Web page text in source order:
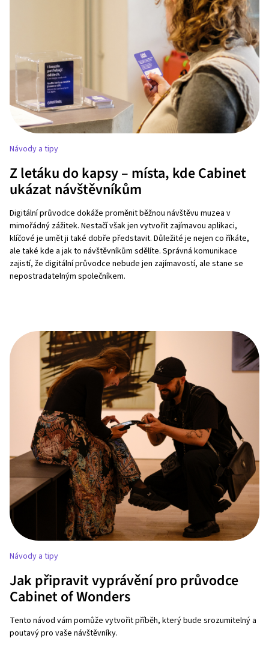
Návody a tipy
Z letáku do kapsy – místa, kde Cabinet
ukázat návštěvníkům
Digitální průvodce dokáže proměnit běžnou návštěvu muzea v
mimořádný zážitek. Nestačí však jen vytvořit zajímavou aplikaci,
klíčové je umět ji také dobře představit. Důležité je nejen co říkáte,
ale také kde a jak to návštěvníkům sdělíte. Správná komunikace
zajistí, že digitální průvodce nebude jen zajímavostí, ale stane se
nepostradatelným společníkem.
Návody a tipy
Jak připravit vyprávění pro průvodce
Cabinet of Wonders
Tento návod vám pomůže vytvořit příběh, který bude srozumitelný a
poutavý pro vaše návštěvníky.